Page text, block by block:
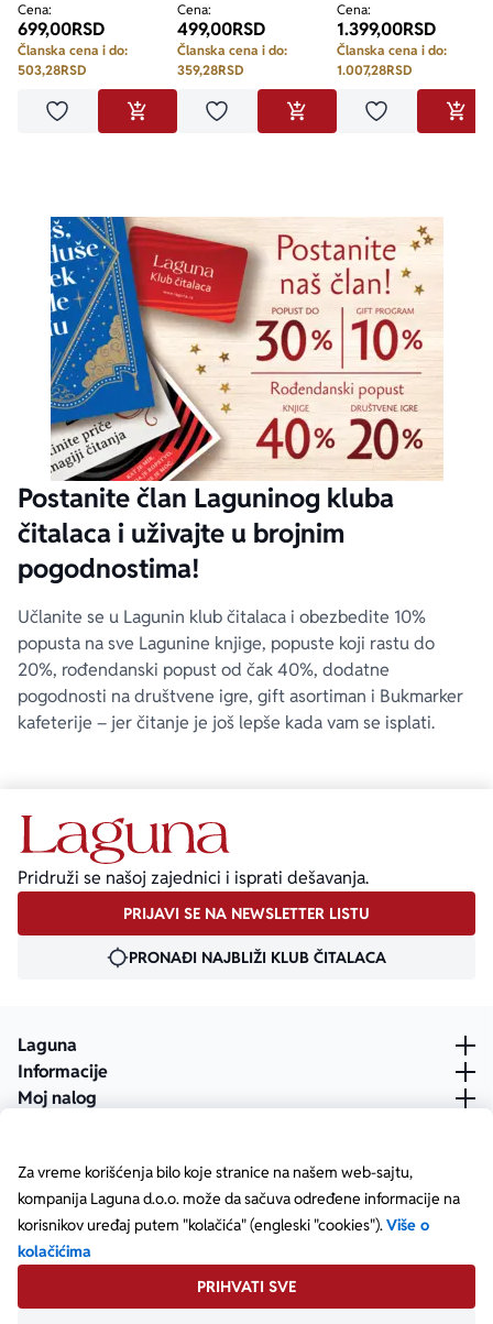
Za vreme korišćenja bilo koje stranice na našem web-sajtu,
kompanija Laguna d.o.o. može da sačuva određene informacije na
korisnikov uređaj putem "kolačića" (engleski "cookies").Više o
kolačićima
PRIHVATI SVE
Cena:
699,00RSD
Članska cena i do:
503,28RSD
Dodaj u omiljeneDODAJ U KORPU
Cena:
499,00RSD
Članska cena i do:
359,28RSD
Dodaj u omiljeneDODAJ U KORPU
Cena:
1.399,00RSD
Članska cena i do:
1.007,28RSD
Dodaj u
Postanite član Laguninog kluba
čitalaca i uživajte u brojnim
pogodnostima!
Učlanite se u Lagunin klub čitalaca i obezbedite 10%
popusta na sve Lagunine knjige, popuste koji rastu do
20%, rođendanski popust od čak 40%, dodatne
pogodnosti na društvene igre, gift asortiman i Bukmarker
kafeterije – jer čitanje je još lepše kada vam se isplati.
Pridruži se našoj zajednici i isprati dešavanja.
PRIJAVI SE NA NEWSLETTER LISTU
PRONAĐI NAJBLIŽI KLUB ČITALACA
Laguna
Informacije
Moj nalog